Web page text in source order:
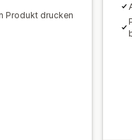
Produkt drucken